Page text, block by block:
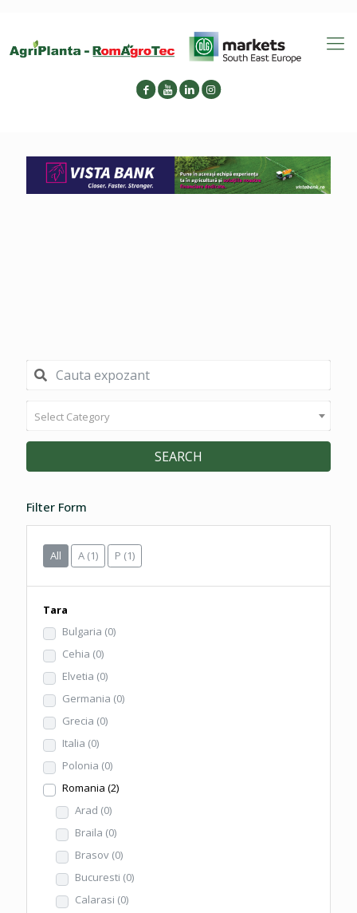
Select Category
SEARCH
Filter Form
All A (1) P (1)
Tara
Bulgaria (0)
Cehia (0)
Elvetia (0)
Germania (0)
Grecia (0)
Italia (0)
Polonia (0)
Romania (2)
Arad (0)
Braila (0)
Brasov (0)
Bucuresti (0)
Calarasi (0)